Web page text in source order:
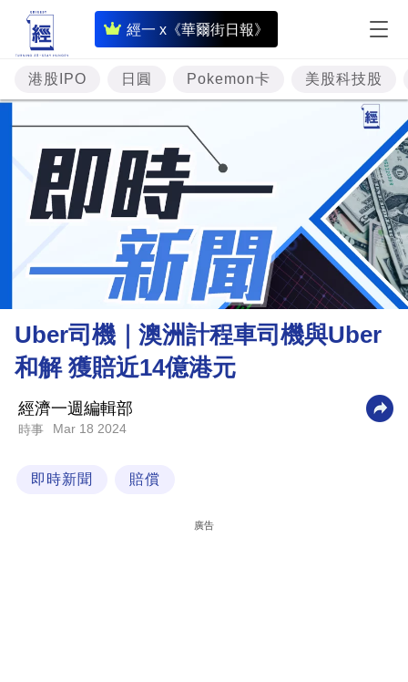
經一 x《華爾街日報》
即
時
財
經
專
題
投
資
樓
市
財
商
業
科
港股IPO 日圓 Pokemon卡 美股科技股
Uber司機｜澳洲計程車司機與Uber
和解 獲賠近14億港元
經濟一週編輯部
時事 Mar 18 2024
即時新聞 賠償
廣告